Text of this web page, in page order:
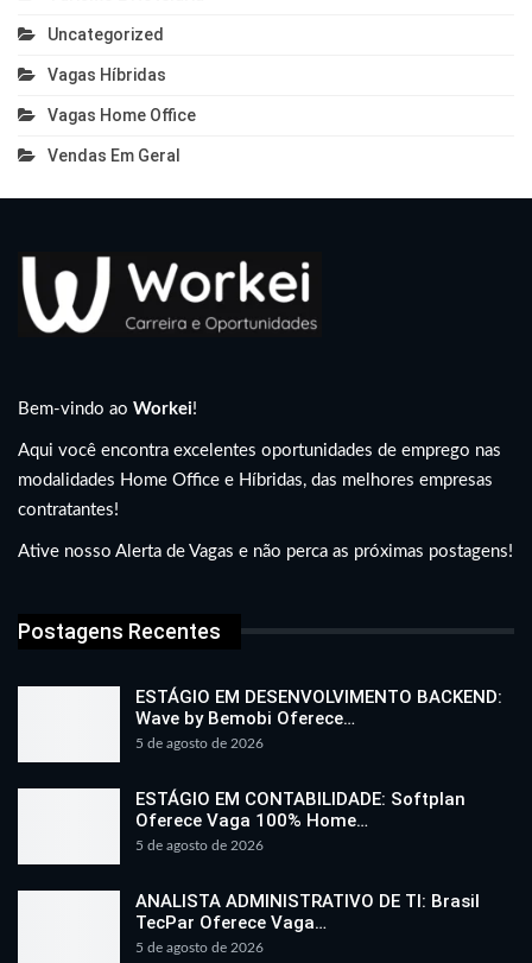
Uncategorized
Vagas Híbridas
Vagas Home Office
Vendas Em Geral
Bem-vindo ao Workei!
Aqui você encontra excelentes oportunidades de emprego nas
modalidades Home Office e Híbridas, das melhores empresas
contratantes!
Ative nosso Alerta de Vagas e não perca as próximas postagens!
Postagens Recentes
ESTÁGIO EM DESENVOLVIMENTO BACKEND:
Wave by Bemobi Oferece…
5 de agosto de 2026
ESTÁGIO EM CONTABILIDADE: Softplan
Oferece Vaga 100% Home…
5 de agosto de 2026
ANALISTA ADMINISTRATIVO DE TI: Brasil
TecPar Oferece Vaga…
5 de agosto de 2026